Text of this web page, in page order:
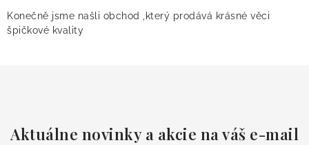
Konečně jsme našli obchod ,který prodává krásné věci
špičkové kvality
Aktuálne novinky a akcie na váš e-mail